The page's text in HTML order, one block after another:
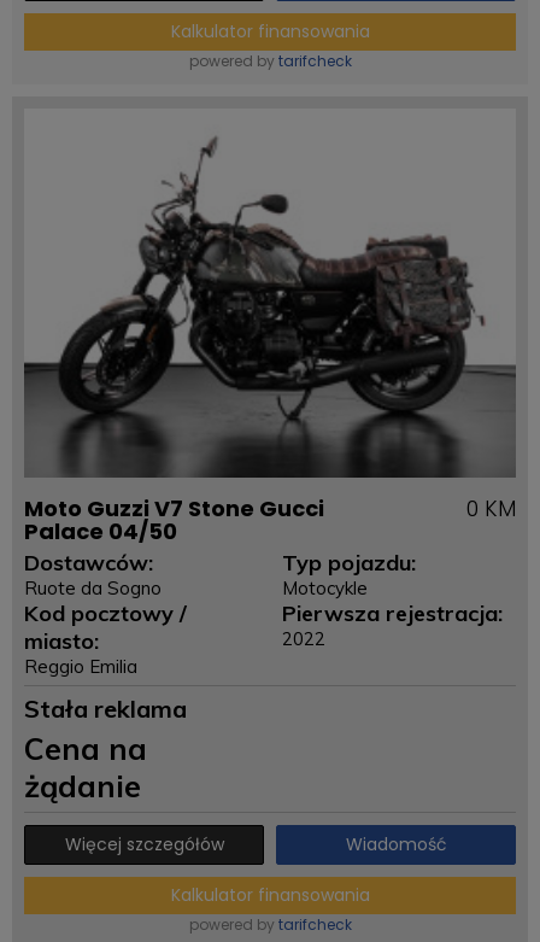
Kalkulator finansowania
powered by tarifcheck
Moto Guzzi V7 Stone Gucci
Palace 04/50
0 KM
Dostawców:
Ruote da Sogno
Kod pocztowy /
miasto:
Reggio Emilia
Typ pojazdu:
Motocykle
Pierwsza rejestracja:
2022
Stała reklama
Cena na
żądanie
Więcej szczegółów Wiadomość
Kalkulator finansowania
powered by tarifcheck